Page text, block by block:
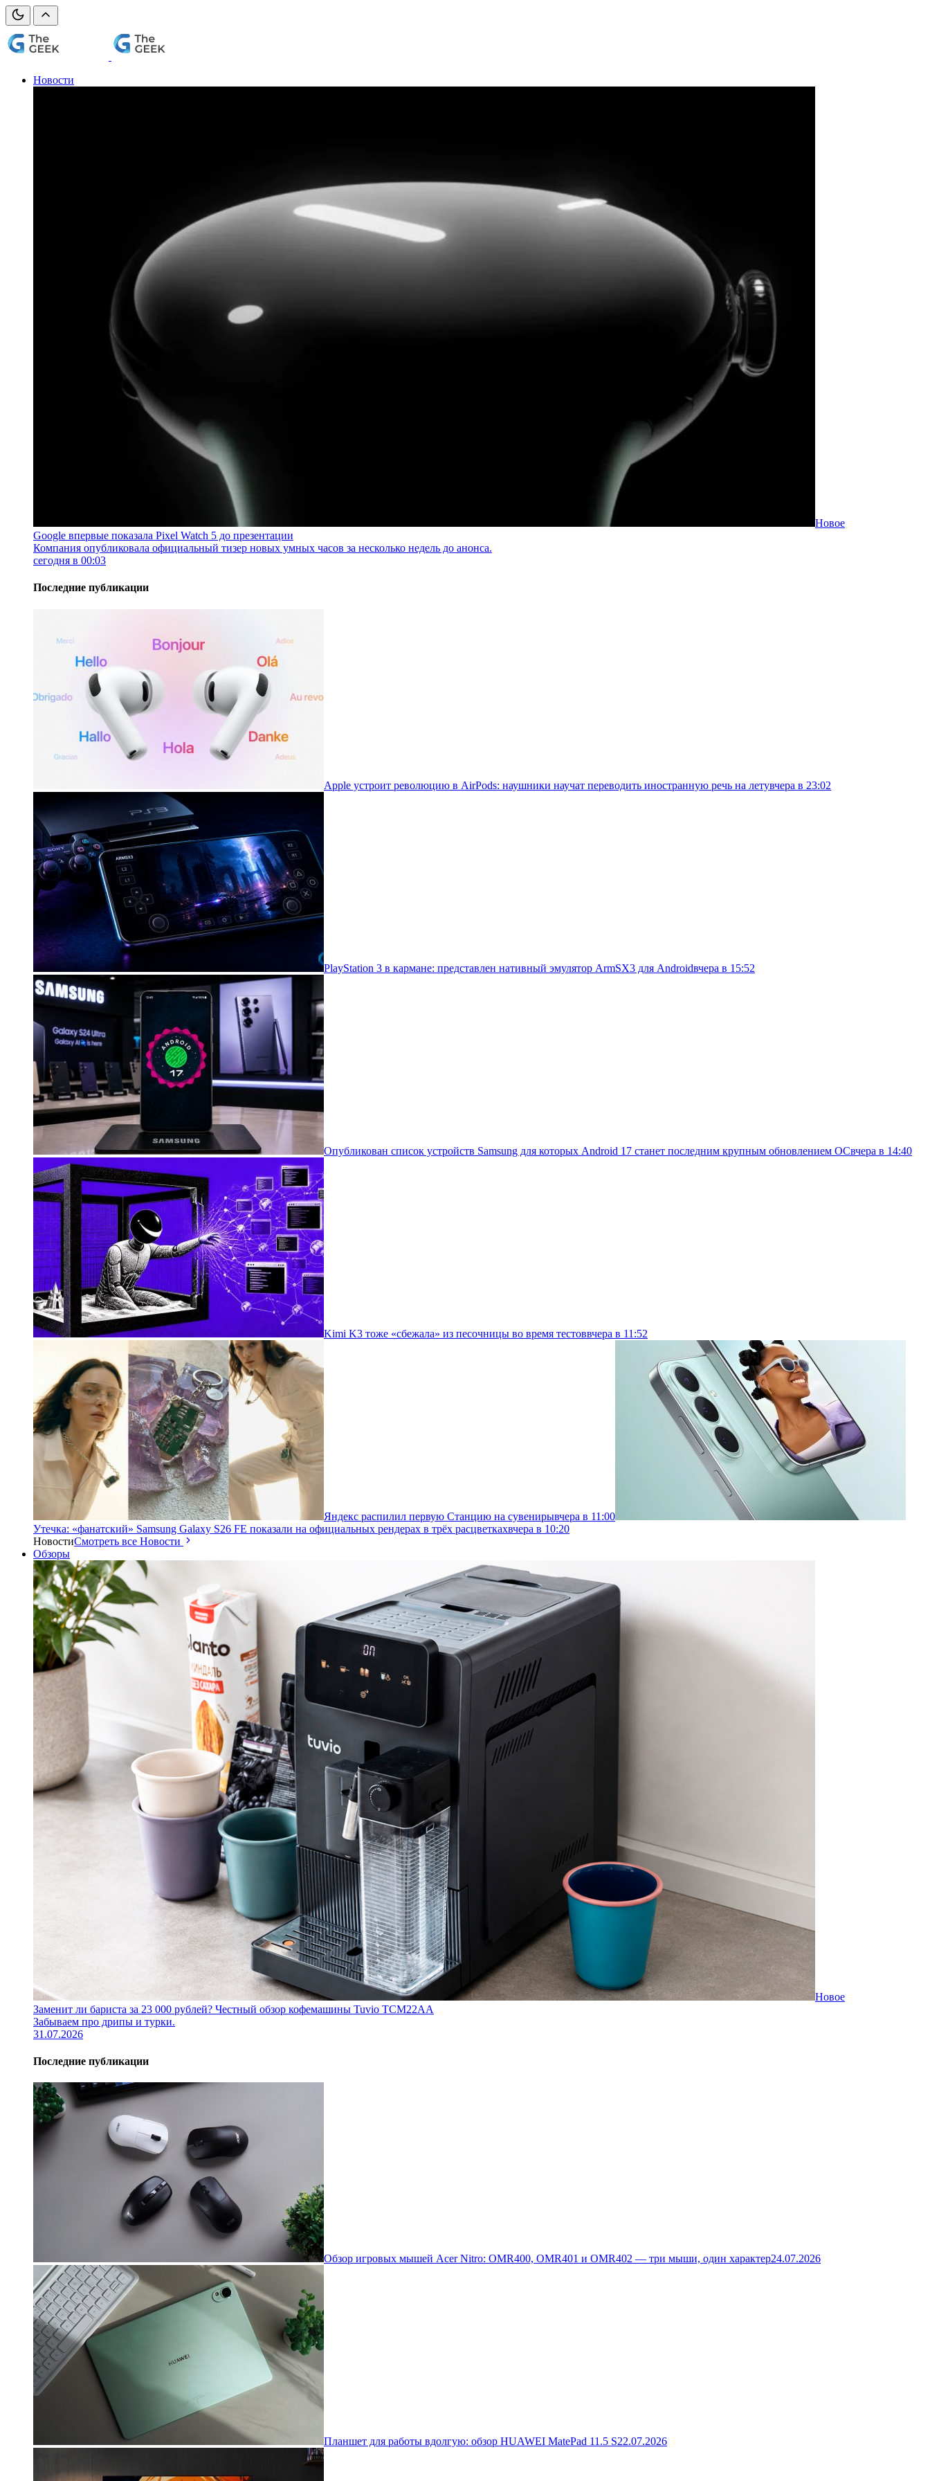
Новости
Новое
Google впервые показала Pixel Watch 5 до презентации
Компания опубликовала официальный тизер новых умных часов за несколько недель до анонса.
сегодня в 00:03
Последние публикации
Apple устроит революцию в AirPods: наушники научат переводить иностранную речь на летувчера в 23:02
PlayStation 3 в кармане: представлен нативный эмулятор ArmSX3 для Androidвчера в 15:52
Опубликован список устройств Samsung для которых Android 17 станет последним крупным обновлением ОСвчера в 14:40
Kimi K3 тоже «сбежала» из песочницы во время тестоввчера в 11:52
Яндекс распилил первую Станцию на сувенирывчера в 11:00
Утечка: «фанатский» Samsung Galaxy S26 FE показали на официальных рендерах в трёх расцветкахвчера в 10:20
НовостиСмотреть все Новости
Обзоры
Новое
Заменит ли бариста за 23 000 рублей? Честный обзор кофемашины Tuvio TCM22AA
Забываем про дрипы и турки.
31.07.2026
Последние публикации
Обзор игровых мышей Acer Nitro: OMR400, OMR401 и OMR402 — три мыши, один характер24.07.2026
Планшет для работы вдолгую: обзор HUAWEI MatePad 11.5 S22.07.2026